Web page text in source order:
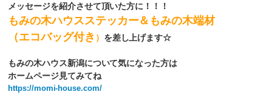
メッセージを紹介させて頂いた方に！！！
もみの木ハウスステッカー＆もみの木端材
（エコバッグ付き ） を差し上げます☆
もみの木ハウス新潟について気になった方は
ホームページ見てみてね
https://momi-house.com/